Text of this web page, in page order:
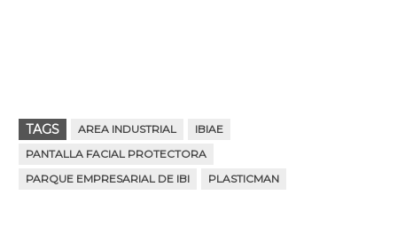
TAGS AREA INDUSTRIAL
IBIAE
PANTALLA FACIAL PROTECTORA
PARQUE EMPRESARIAL DE IBI
PLASTICMAN